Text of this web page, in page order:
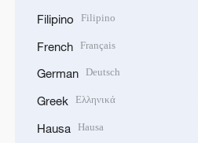
Filipino Filipino
French Français
German Deutsch
Greek Ελληνικά
Hausa Hausa